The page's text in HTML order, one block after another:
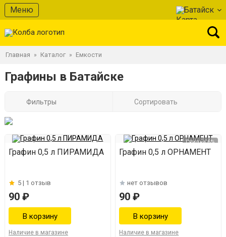
Меню Батайск
Главная » Каталог » Емкости
Графины в Батайске
Фильтры Сортировать
Графин 0,5 л ПИРАМИДА
5 | 1 отзыв
90 ₽
Наличие в магазине
Скидка 6%
Графин 0,5 л ОРНАМЕНТ
нет отзывов
90 ₽
Наличие в магазине